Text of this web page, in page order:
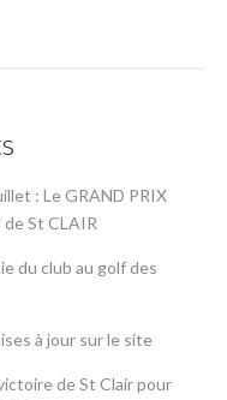
: Le GRAND PRIX
de St CLAIR
du club au golf des
à jour sur le site
de St Clair pour